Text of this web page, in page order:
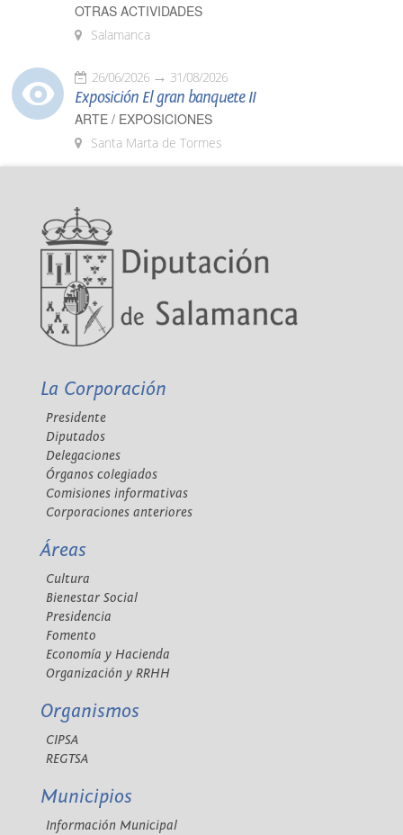
OTRAS ACTIVIDADES
Salamanca
26/06/2026 31/08/2026
Exposición El gran banquete II
ARTE / EXPOSICIONES
Santa Marta de Tormes
La Corporación
Presidente
Diputados
Delegaciones
Órganos colegiados
Comisiones informativas
Corporaciones anteriores
Áreas
Cultura
Bienestar Social
Presidencia
Fomento
Economía y Hacienda
Organización y RRHH
Organismos
CIPSA
REGTSA
Municipios
Información Municipal